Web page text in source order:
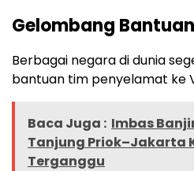
Gelombang
Berbagai negara di dunia
bantuan tim penyelamat ke
Baca Juga : Imbas
Tanjung Priok–Jakarta
Terganggu